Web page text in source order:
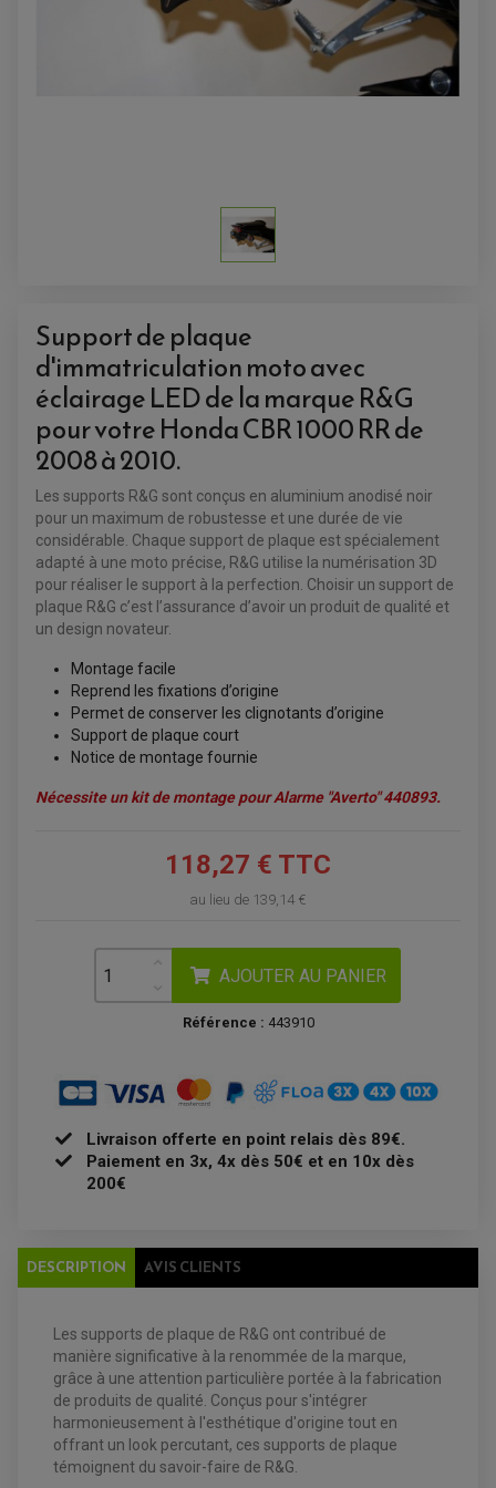
BAGAGERIE
BAGAGERIE SOUPLE
ACCESSOIRE GPS, SMARTPHONE
SELLE CONFORT
SUPPORT TOP CASE
SUPPORT VALISE LATERAL
TOP CASE ET VALISES
ÉCHAPPEMENT MOTO
SILENCIEUX / ÉCHAPPEMENT MOTO
ACCESSOIRE ÉCHAPPEMENT
ÉLECTRICITÉ
ACCESSOIRES ELECTRIQUE
BATTERIE
CLIGNOTANT TYPE ORIGINE
FEUX ADDITIONNELS
REDRESSEUR / REGULATEUR
STATOR
ENTRETIEN MOTO
FILTRE A AIR
FILTRE A HUILE
OUTILLAGE
PRODUIT D'ENTRETIEN
ÉCHAPEMENT SCOOTER
ÉCHAPPEMENT SCOOTER
ELECTRICITÉ
BATTERIE SCOOTER
CHARGEUR DE BATTERIE
POMPE A ESSENCE
ACCESSOIRE + VISSERIE FREINAGE
DISQUE DE FREIN ARRIERE
PLAQUETTE DE FREIN AVANT
PLAQUETTE DE FREIN ARRIERE
MAÎTRE CYLINDRE
ACCESSOIRES QUAD
KIT DÉCO QUAD / SSV
KIT POIGNÉE DE GAZ QUAD
POIGNÉE QUAD
PROTÈGE-MAINS
PONTETS / REHAUSSES DE GUIDON
REPOSE PIED QUAD
BAGAGERIE / TREUIL / ATTELAGE
TREUIL ET ATTELAGE QUAD-SSV
ÉCHAPPEMENT QUAD
ÉCHAPPEMENT QUAD
ENTRETIEN QUAD / SSV
BOUGIE QUAD
FILTRE A AIR BMC QUAD
FILTRE A AIR QUAD
FILTRE A HUILE QUAD
EQUIPEMENT ELECTRIQUE QUAD / SSV
ACCESSOIRES ELECTRIQUE QUAD / SSV
BOITIER CDI QUAD ET SSV
CHARGEUR DE BATTERIE QUAD / SSV
ACCESSOIRES ÉLECTRIQUE ENDURO
PLAQUE PHARE
COMPTEUR D'HEURE
DÉMARREUR
CONDENSATEUR
BOBINE D'ALLUMAGE
COUPE-CONTACT
KIT CHAÎNE
GUIDE CHAÎNE
PATIN DE BRAS OSCILLANT
ROULETTE DE CHAÎNE
EMBRAYAGE OFF ROAD
PIÈCE MOTEUR
PIPE D'ADMISSION
DURITE RADIATEUR
Support de plaque
d'immatriculation moto avec
éclairage LED de la marque R&G
pour votre Honda CBR 1000 RR de
2008 à 2010.
Les supports R&G sont conçus en aluminium anodisé noir
pour un maximum de robustesse et une durée de vie
considérable. Chaque support de plaque est spécialement
adapté à une moto précise, R&G utilise la numérisation 3D
pour réaliser le support à la perfection. Choisir un support de
plaque R&G c’est l’assurance d’avoir un produit de qualité et
un design novateur.
Montage facile
Reprend les fixations d’origine
Permet de conserver les clignotants d’origine
Support de plaque court
Notice de montage fournie
Nécessite un kit de montage pour Alarme "Averto"440893.
118,27 € TTC
au lieu de 139,14 €
AJOUTER AU PANIER
Référence : 443910
Livraison offerte en point relais dès 89€.
Paiement en 3x, 4x dès 50€ et en 10x dès
200€
DESCRIPTION AVIS CLIENTS
Les supports de plaque de R&G ont contribué de
manière significative à la renommée de la marque,
grâce à une attention particulière portée à la fabrication
de produits de qualité. Conçus pour s'intégrer
harmonieusement à l'esthétique d'origine tout en
offrant un look percutant, ces supports de plaque
témoignent du savoir-faire de R&G.